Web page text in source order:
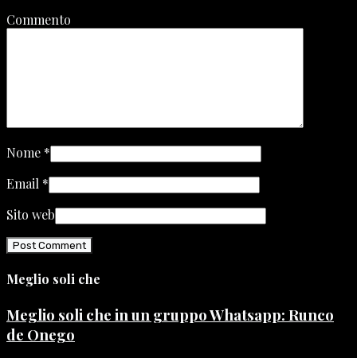
Commento
Nome *
Email *
Sito web
Meglio soli che
Meglio soli che in un gruppo Whatsapp: Runco
de Onego